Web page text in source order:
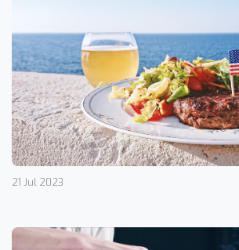
21 Jul 2023